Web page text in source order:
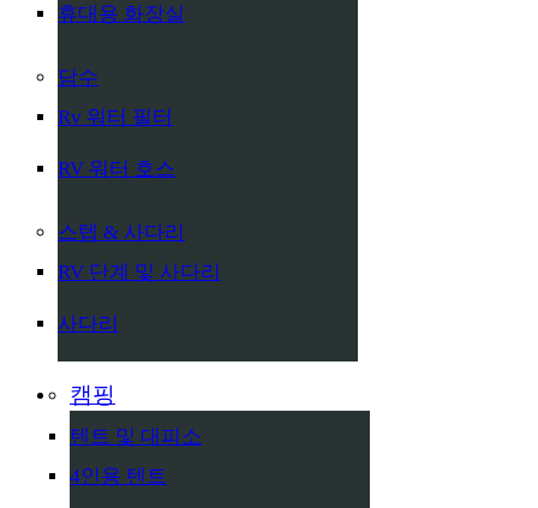
휴대용 화장실
담수
Rv 워터 필터
RV 워터 호스
스텝 & 사다리
RV 단계 및 사다리
사다리
캠핑
텐트 및 대피소
4인용 텐트